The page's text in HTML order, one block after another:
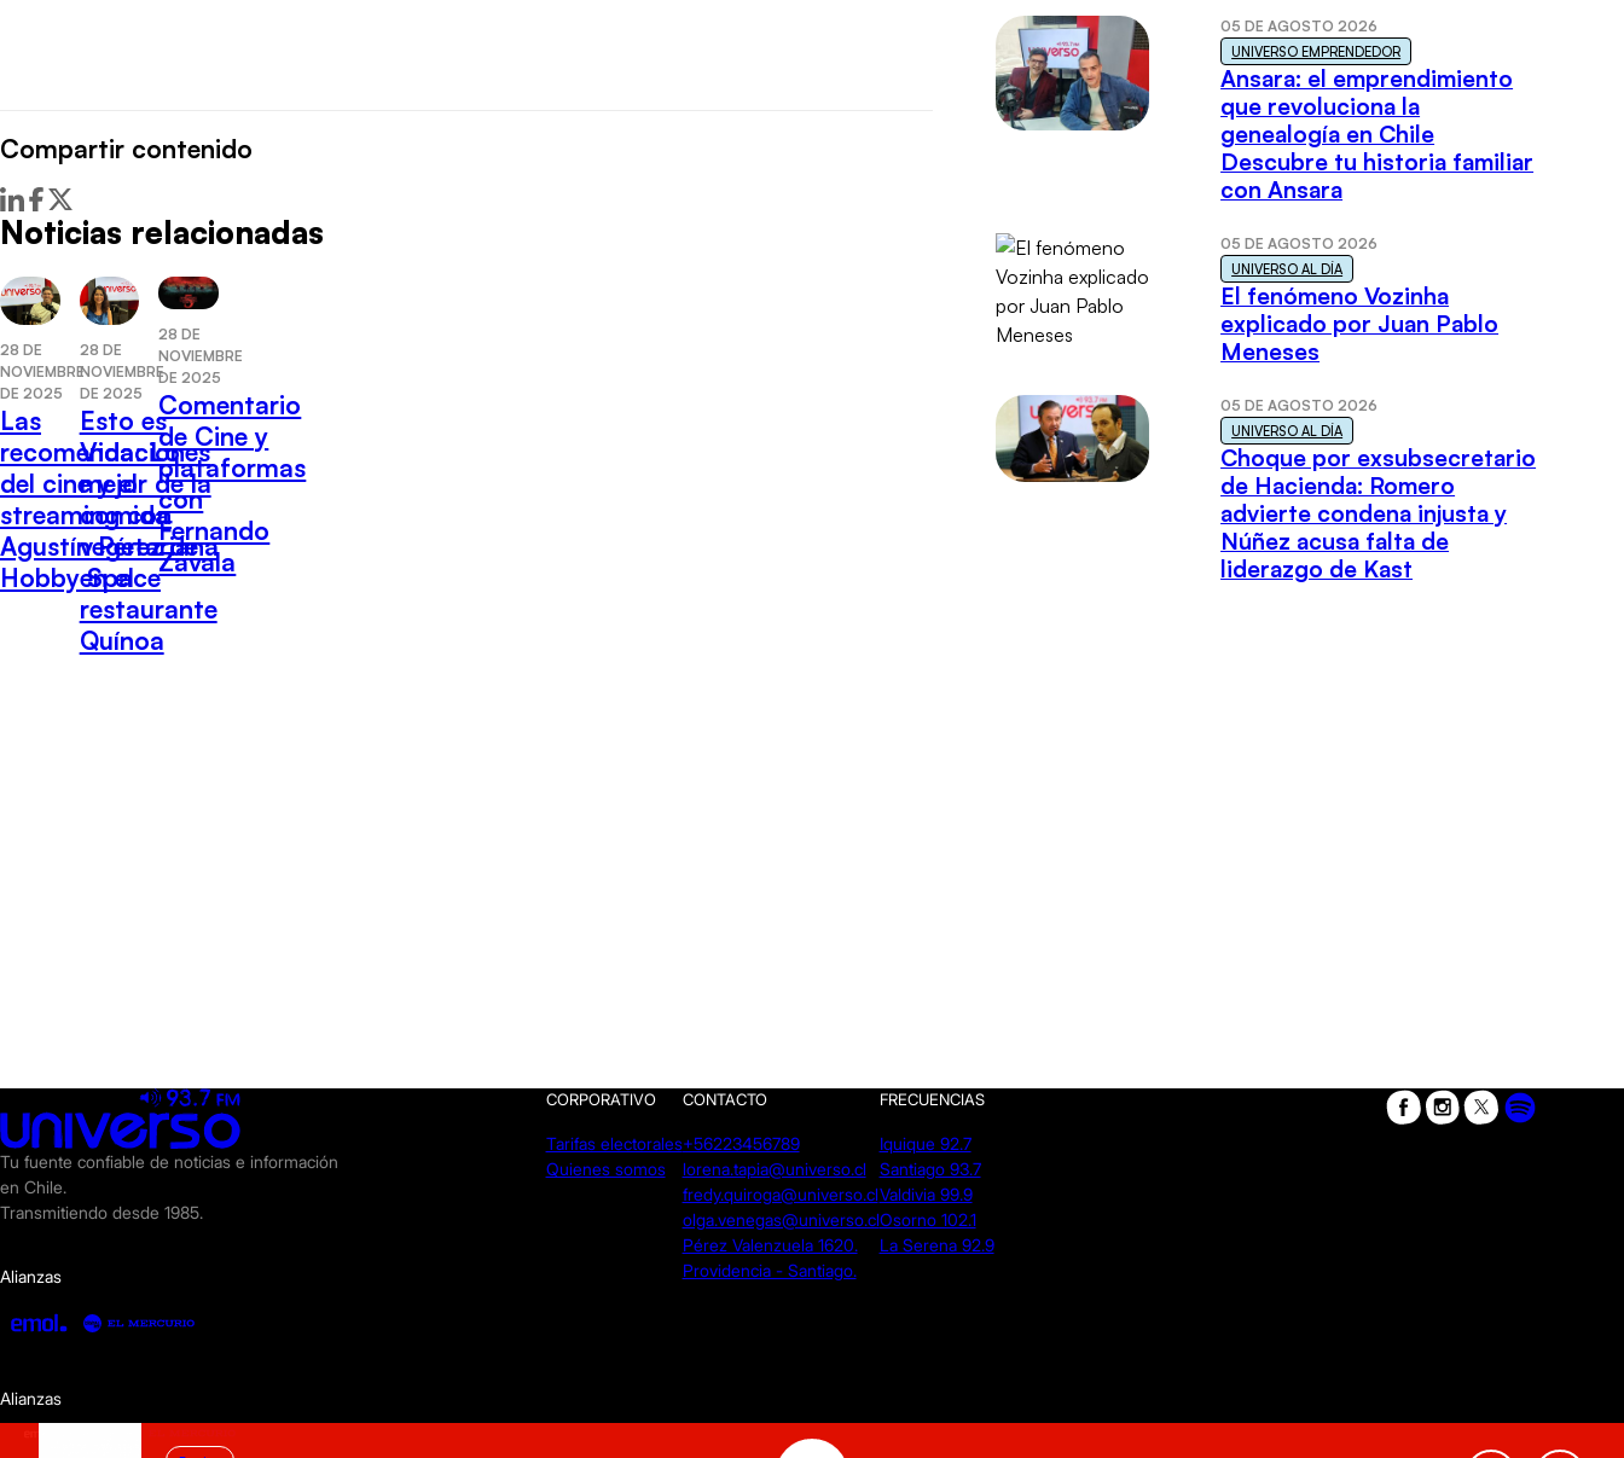
Compartir contenido
Noticias relacionadas
28 DE
NOVIEMBRE
DE 2025
Las
recomendaciones
del cine y el
streaming con
Agustín Pérez de
Hobby Space
28 DE
NOVIEMBRE
DE 2025
Esto es
Vida: Lo
mejor de la
comida
vegetariana
en el
restaurante
Quínoa
28 DE
NOVIEMBRE
DE 2025
Comentario
de Cine y
plataformas
con
Fernando
Zavala
05 DE AGOSTO 2026
UNIVERSO EMPRENDEDOR
Ansara: el emprendimiento
que revoluciona la
genealogía en Chile
Descubre tu historia familiar
con Ansara
05 DE AGOSTO 2026
UNIVERSO AL DÍA
El fenómeno Vozinha
explicado por Juan Pablo
Meneses
05 DE AGOSTO 2026
UNIVERSO AL DÍA
Choque por exsubsecretario
de Hacienda: Romero
advierte condena injusta y
Núñez acusa falta de
liderazgo de Kast
Tu fuente confiable de noticias e información
en Chile.
Transmitiendo desde 1985.
Alianzas
CORPORATIVO
Tarifas electorales
Quienes somos
CONTACTO
+56223456789
lorena.tapia@universo.cl
fredy.quiroga@universo.cl
olga.venegas@universo.cl
Pérez Valenzuela 1620.
Providencia - Santiago.
FRECUENCIAS
Iquique 92.7
Santiago 93.7
Valdivia 99.9
Osorno 102.1
La Serena 92.9
Alianzas